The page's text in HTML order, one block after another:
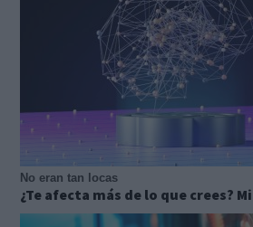
No eran tan locas
¿Te afecta más de lo que crees?